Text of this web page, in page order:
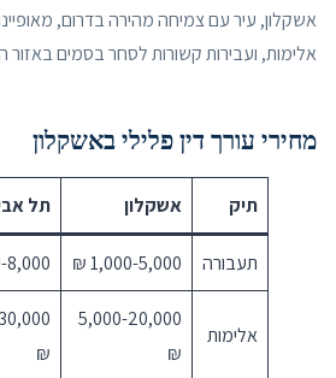
אשקלון, עיר עם צמיחה מהירה בדרום,
אלימות, ועבירות קשורות לסחר בסמים באזור
מחירי עורך דין פלילי באשקלון
תיק אשקלון תל
תעבורה 1,000-5,000 ₪
₪
אלימות
5,000-20,000
₪
₪